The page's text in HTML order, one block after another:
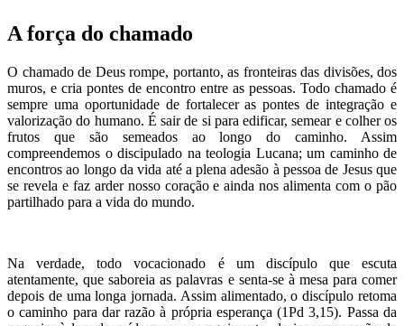
A força do chamado
O chamado de Deus rompe, portanto, as fronteiras das divisões, dos
muros, e cria pontes de encontro entre as pessoas. Todo chamado é
sempre uma oportunidade de fortalecer as pontes de integração e
valorização do humano. É sair de si para edificar, semear e colher os
frutos que são semeados ao longo do caminho. Assim
compreendemos o discipulado na teologia Lucana; um caminho de
encontros ao longo da vida até a plena adesão à pessoa de Jesus que
se revela e faz arder nosso coração e ainda nos alimenta com o pão
partilhado para a vida do mundo.
Na verdade, todo vocacionado é um discípulo que escuta
atentamente, que saboreia as palavras e senta-se à mesa para comer
depois de uma longa jornada. Assim alimentado, o discípulo retoma
o caminho para dar razão à própria esperança (1Pd 3,15). Passa da